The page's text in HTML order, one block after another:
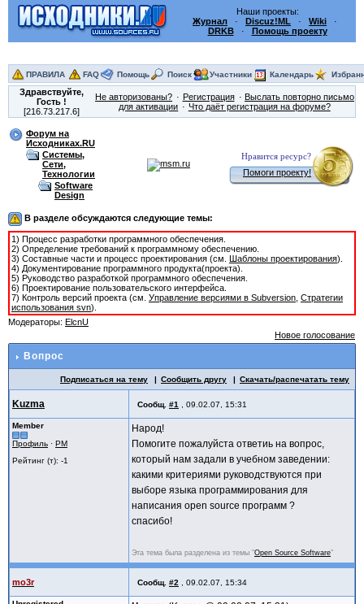
Наши проекты:
Журнал · Discuz!ML · Wiki ·
DRKB· Помощь проекту
ПРАВИЛА FAQ Помощь Поиск Участники Календарь
Здравствуйте,
Гость !
[216.73.217.6]
Не авторизованы? Регистрация
Выслать повторно письмо
для активации
Что даёт регистрация на форуме?
Форум на
Исходниках.RU
Системы,
Сети,
Технологии
Software
Design
Нравится ресурс?
Помоги проекту!
В разделе обсуждаются следующие темы:
1) Процесс разработки программного обеспечения.
2) Определение требований к программному обеспечению.
3) Составные части и процесс проектирования (см. Шаблоны проектирования).
4) Документирование программного продукта(проекта).
5) Руководство разработкой программного обеспечения.
6) Проектирование пользовательского интерфейса.
7) Контроль версий проекта (см. Управление версиями в Subversion Стратегии
использования svn).
Модераторы: ElcnU
Новое голосование
Вопрос
Подписаться на тему Сообщить другу Скачать/распечатать тему
Kuzma Сообщ. #1 09.02.07, 15:31
Member
Профиль · PM
Рейтинг (т): -1
Народ!
Помогите пожалуйста ответиь на вопрос,
который нам задали в учебном заведении:
какими критериями руководствуются при
выборе языка программирования для
написания open source программ ?
спасибо!
Эта тема была разделена из темы "Open Source Software"
mo3r Сообщ. #2 09.02.07, 15:34